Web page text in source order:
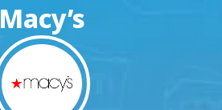
Macy’s